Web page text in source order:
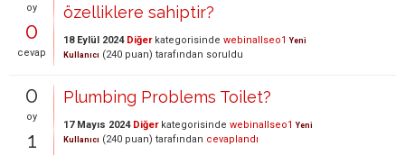
oy
0
cevap
özelliklere sahiptir?
18 Eylül 2024 Diğerkategorisinde webinallseo1 Yeni
Kullanıcı (240 puan) tarafından soruldu
0
oy
1
Plumbing Problems Toilet?
17 Mayıs 2024 Diğerkategorisinde webinallseo1 Yeni
Kullanıcı (240 puan) tarafından cevaplandı